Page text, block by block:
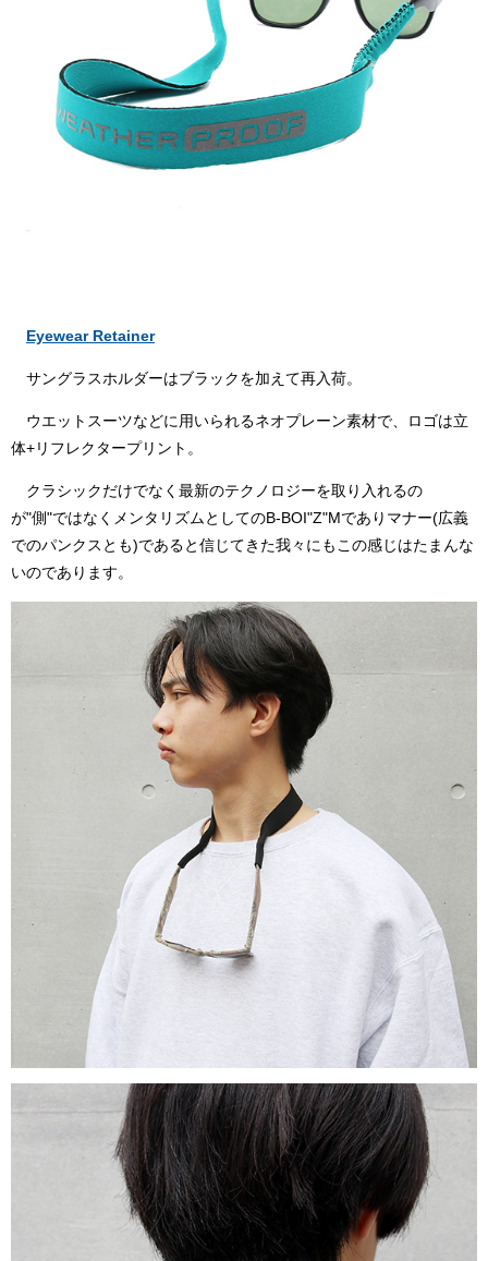
Eyewear Retainer
サングラスホルダーはブラックを加えて再入荷。
ウエットスーツなどに用いられるネオプレーン素材で、ロゴは立
体+リフレクタープリント。
クラシックだけでなく最新のテクノロジーを取り入れるの
が"側"ではなくメンタリズムとしてのB-BOI"Z"Mでありマナー(広義
でのパンクスとも)であると信じてきた我々にもこの感じはたまんな
いのであります。